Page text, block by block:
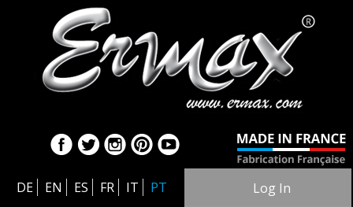
DE EN ES FR IT PT Log In